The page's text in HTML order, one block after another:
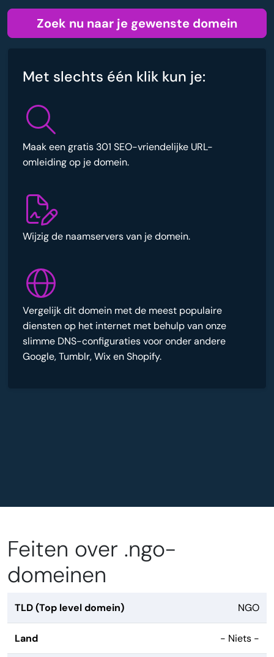
Zoek nu naar je gewenste domein
Met slechts één klik kun je:
Maak een gratis 301 SEO-vriendelijke URL-
omleiding op je domein.
Wijzig de naamservers van je domein.
Vergelijk dit domein met de meest populaire
diensten op het internet met behulp van onze
slimme DNS-configuraties voor onder andere
Google, Tumblr, Wix en Shopify.
Feiten over .ngo-
domeinen
TLD (Top level domein) NGO
Land - Niets -